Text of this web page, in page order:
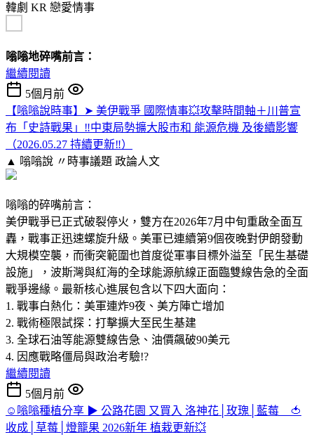
韓劇 KR 戀愛情事
嗡嗡地碎嘴前言：
繼續閱讀
5個月前
【嗡嗡說時事】➤ 美伊戰爭 國際情事💥攻擊時間軸＋川普宣
布「史詩戰果」‼️中東局勢擴大股市和 能源危機 及後續影響
（2026.05.27 持續更新‼️）
▲ 嗡嗡說 〃時事議題 政論人文
嗡嗡的碎嘴前言：
美伊戰爭已正式破裂停火，雙方在2026年7月中旬重啟全面互
轟，戰事正迅速螺旋升級。美軍已連續第9個夜晚對伊朗發動
大規模空襲，而衝突範圍也首度從軍事目標外溢至「民生基礎
設施」，波斯灣與紅海的全球能源航線正面臨雙線告急的全面
戰爭邊緣。最新核心進展包含以下四大面向：
1. 戰事白熱化：美軍連炸9夜、美方陣亡增加
2. 戰術極限試探：打擊擴大至民生基建
3. 全球石油等能源雙線告急、油價飆破90美元
4. 因應戰略僵局與政治考驗!?
繼續閱讀
5個月前
☺️嗡嗡種植分享 ▶ 公路花園 又買入 洛神花│玫瑰│藍莓 🍅
收成│草莓│燈籠果 2026新年 植栽更新💥